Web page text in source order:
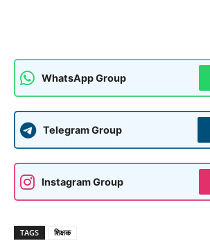
WhatsApp Group
Telegram Group
Instagram Group
TAGS शिक्षक